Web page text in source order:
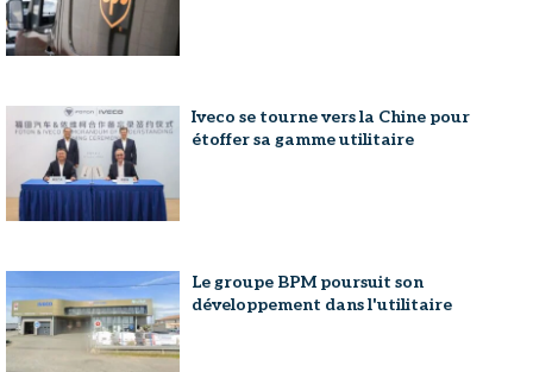
Iveco se tourne vers la Chine pour
étoffer sa gamme utilitaire
Le groupe BPM poursuit son
développement dans l'utilitaire